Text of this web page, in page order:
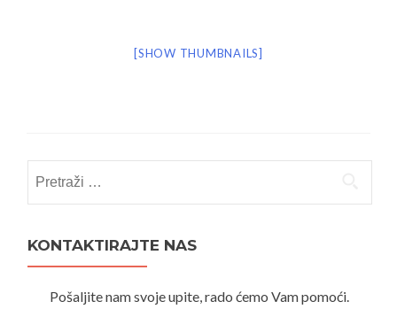
[SHOW THUMBNAILS]
KONTAKTIRAJTE NAS
Pošaljite nam svoje upite, rado ćemo Vam pomoći.